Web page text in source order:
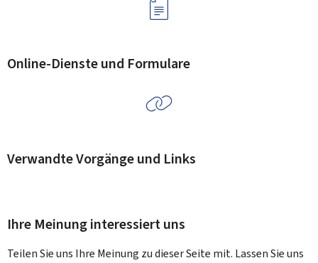
Online-Dienste und Formulare
Verwandte Vorgänge und Links
Ihre Meinung interessiert uns
Teilen Sie uns Ihre Meinung zu dieser Seite mit. Lassen Sie uns